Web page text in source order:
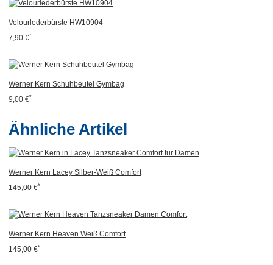
Velourlederbürste HW10904
7,90 €*
Werner Kern Schuhbeutel Gymbag
9,00 €*
Ähnliche Artikel
Werner Kern Lacey Silber-Weiß Comfort
145,00 €*
Werner Kern Heaven Weiß Comfort
145,00 €*